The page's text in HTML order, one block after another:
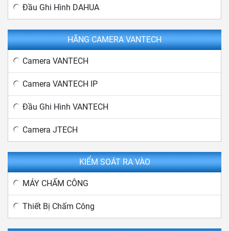
Đầu Ghi Hình DAHUA
HÃNG CAMERA VANTECH
Camera VANTECH
Camera VANTECH IP
Đầu Ghi Hình VANTECH
Camera JTECH
KIỂM SOÁT RA VÀO
MÁY CHẤM CÔNG
Thiết Bị Chấm Công